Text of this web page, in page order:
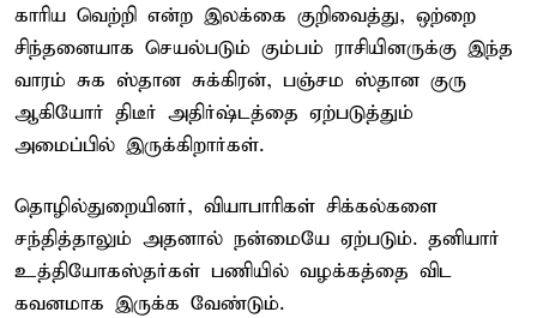
காரிய வெற்றி என்ற இலக்கை குறிவைத்து, ஒற்றை
சிந்தனையாக செயல்படும் கும்பம் ராசியினருக்கு இந்த
வாரம் சுக ஸ்தான சுக்கிரன், பஞ்சம ஸ்தான குரு
ஆகியோர் திடீர் அதிர்ஷ்டத்தை ஏற்படுத்தும்
அமைப்பில் இருக்கிறார்கள்.
தொழில்துறையினர், வியாபாரிகள் சிக்கல்களை
சந்தித்தாலும் அதனால் நன்மையே ஏற்படும். தனியார்
உத்தியோகஸ்தர்கள் பணியில் வழக்கத்தை விட
கவனமாக இருக்க வேண்டும்.